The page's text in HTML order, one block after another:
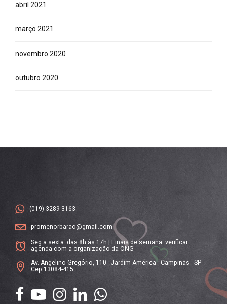
abril 2021
março 2021
novembro 2020
outubro 2020
(019) 3289-3163
promenorbarao@gmail.com
Seg a sexta: das 8h às 17h | Finais de semana: verificar
agenda com a organização da ONG
Av. Angelino Gregório, 110 - Jardim América - Campinas - SP -
Cep 13084-415